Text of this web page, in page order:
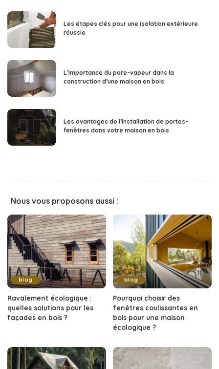
Les étapes clés pour une isolation extérieure
réussie
L’importance du pare-vapeur dans la
construction d’une maison en bois
Les avantages de l’installation de portes-
fenêtres dans votre maison en bois
Nous vous proposons aussi :
blog
Ravalement écologique :
quelles solutions pour les
façades en bois ?
blog
Pourquoi choisir des
fenêtres coulissantes en
bois pour une maison
écologique ?